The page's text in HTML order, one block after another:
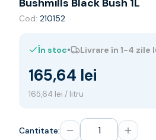
Franta
Spania
Australia
Noua Zeelanda
Sampanie
Bushmills Black Bush 1L
Cod: 210152
În stoc• Livrare în 1-4 zile
165,64 lei
165,64 lei / litru
Cantitate: